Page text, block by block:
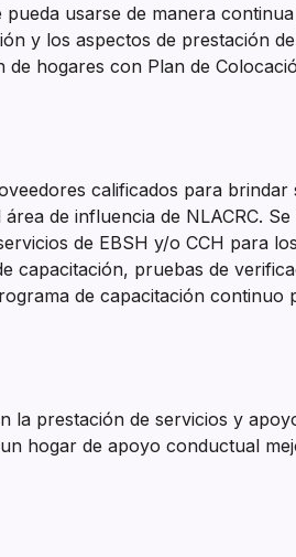
usarse de manera
y los aspectos de prestación
hogares con Plan de
calificados para
de influencia de NLACRC.
de EBSH y/o CCH para
capacitación, pruebas de
de capacitación continuo
la prestación de servicios y
hogar de apoyo conductual